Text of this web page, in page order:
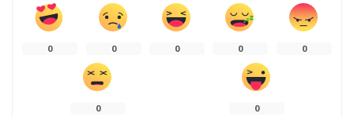
0 0 0 0 0
0 0